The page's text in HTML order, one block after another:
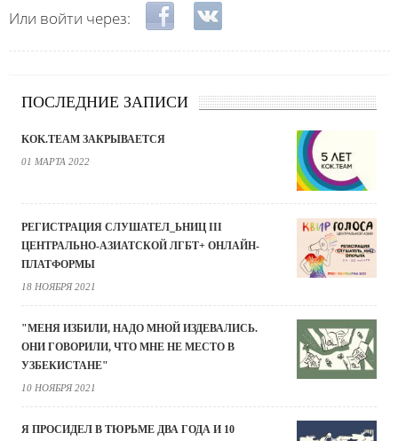
Или войти через: Login with Facebook
Login with ВКонтакте
ПОСЛЕДНИЕ ЗАПИСИ
KOK.TEAM ЗАКРЫВАЕТСЯ
01 МАРТА 2022
РЕГИСТРАЦИЯ СЛУШАТЕЛ_ЬНИЦ III
ЦЕНТРАЛЬНО-АЗИАТСКОЙ ЛГБТ+ ОНЛАЙН-
ПЛАТФОРМЫ
18 НОЯБРЯ 2021
"МЕНЯ ИЗБИЛИ, НАДО МНОЙ ИЗДЕВАЛИСЬ.
ОНИ ГОВОРИЛИ, ЧТО МНЕ НЕ МЕСТО В
УЗБЕКИСТАНЕ"
10 НОЯБРЯ 2021
Я ПРОСИДЕЛ В ТЮРЬМЕ ДВА ГОДА И 10